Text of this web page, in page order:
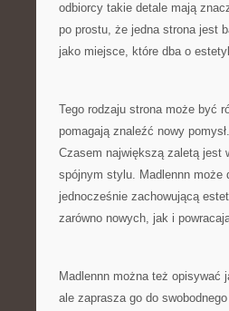
odbiorcy takie detale mają
po prostu, że jedna strona jest
jako miejsce, które dba o
Tego rodzaju strona może być
pomagają znaleźć nowy
Czasem największą zaletą jest
spójnym stylu. Madlennn może
jednocześnie zachowującą
zarówno nowych, jak i
Madlennn można też opisywać
ale zaprasza go do